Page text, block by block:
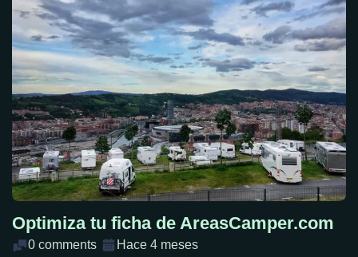
Optimiza tu ficha de AreasCamper.com
0 comments Hace 4 meses